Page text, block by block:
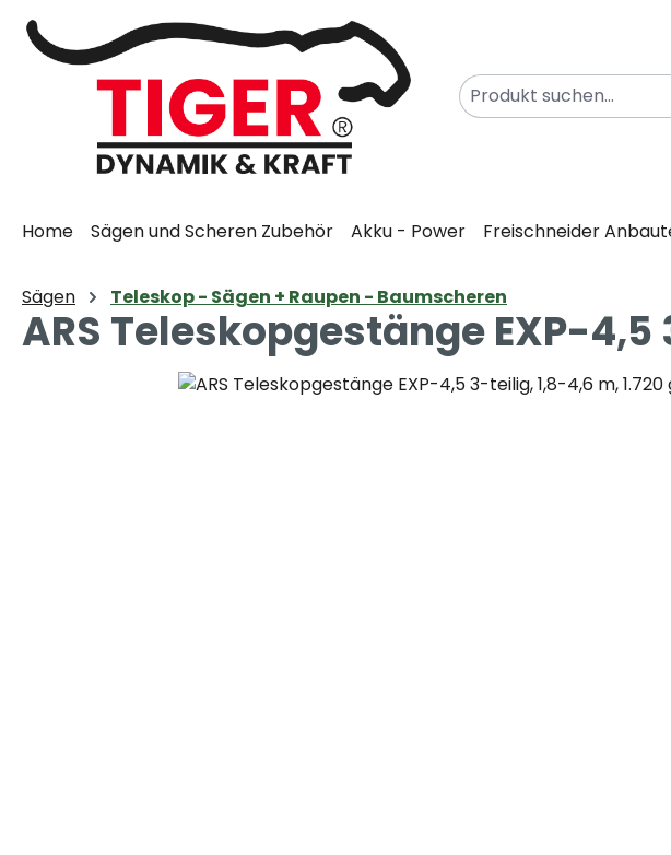
Hauptinhalt springen
Zur Suche springen
Zur Hauptnavigation springen
Home Sägen und Scheren Zubehör Akku - Power Freischneider
Sägen Teleskop - Sägen + Raupen - Baumscheren
ARS Teleskopgestänge EXP-
Bildergalerie überspringen